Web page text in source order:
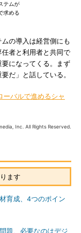
テムが
求める
の導入は経営側にも
者と利用者と共同で
になってくる。まず
だ」と話している。
ーバルで進めるシャ
Inc. All Rights Reserved.
ます
育成、4つのポイン
題、必要なのはデジ